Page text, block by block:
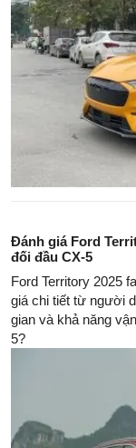
Đánh giá Ford
đối đầu CX-5
Ford Territory 2025
giá chi tiết từ người
gian và khả năng
5?